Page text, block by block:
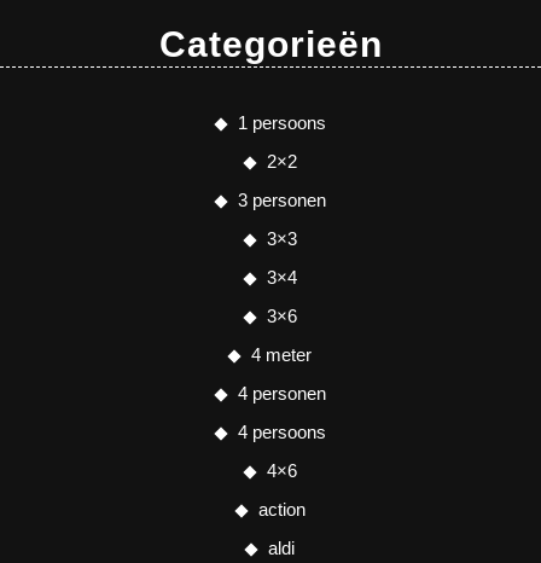
Categorieën
1 persoons
2×2
3 personen
3×3
3×4
3×6
4 meter
4 personen
4 persoons
4×6
action
aldi